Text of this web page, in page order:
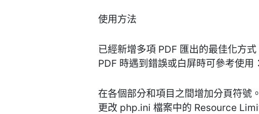
使用方法
已經新增多項 PDF 匯出的最佳化方
PDF 時遇到錯誤或白屏時可參考使用：
在各個部分和項目之間增加分頁符號
更改 php.ini 檔案中的 Resource